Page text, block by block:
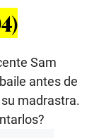
Sam
antes de
madrastra.